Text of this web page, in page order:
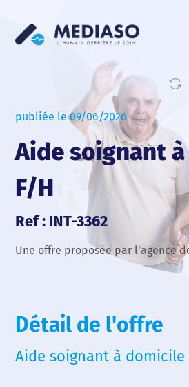
publiée le 09/06/2026
Aide soignant
F/H
Ref : INT-3362
Une offre proposée par l'agence
Détail de l'offre
Aide soignant à domicile